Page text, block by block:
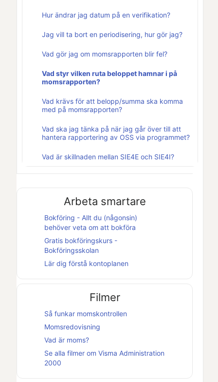
Hur ändrar jag datum på en verifikation?
Jag vill ta bort en periodisering, hur gör jag?
Vad gör jag om momsrapporten blir fel?
Vad styr vilken ruta beloppet hamnar i på
momsrapporten?
Vad krävs för att belopp/summa ska komma
med på momsrapporten?
Vad ska jag tänka på när jag går över till att
hantera rapportering av OSS via programmet?
Vad är skillnaden mellan SIE4E och SIE4I?
Arbeta smartare
Bokföring - Allt du (någonsin)
behöver veta om att bokföra
Gratis bokföringskurs -
Bokföringsskolan
Lär dig förstå kontoplanen
Filmer
Så funkar momskontrollen
Momsredovisning
Vad är moms?
Se alla filmer om Visma Administration
2000